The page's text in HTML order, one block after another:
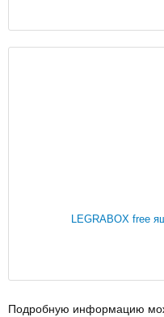
LEGRABOX free
Подробную информацию